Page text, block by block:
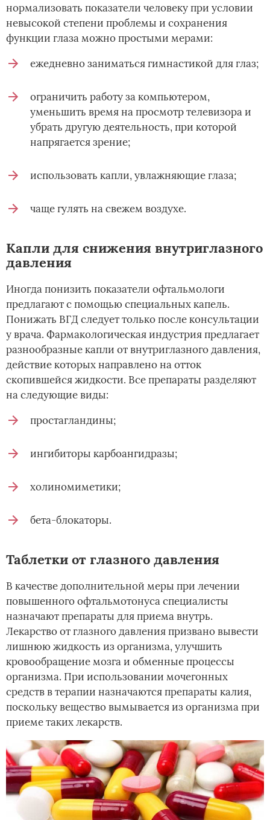
нормализовать показатели человеку при условии
невысокой степени проблемы и сохранения
функции глаза можно простыми мерами:
ежедневно заниматься гимнастикой для глаз;
ограничить работу за компьютером,
уменьшить время на просмотр телевизора и
убрать другую деятельность, при которой
напрягается зрение;
использовать капли, увлажняющие глаза;
чаще гулять на свежем воздухе.
Капли для снижения внутриглазного
давления
Иногда понизить показатели офтальмологи
предлагают с помощью специальных капель.
Понижать ВГД следует только после консультации
у врача. Фармакологическая индустрия предлагает
разнообразные капли от внутриглазного давления,
действие которых направлено на отток
скопившейся жидкости. Все препараты разделяют
на следующие виды:
простагландины;
ингибиторы карбоангидразы;
холиномиметики;
бета-блокаторы.
Таблетки от глазного давления
В качестве дополнительной меры при лечении
повышенного офтальмотонуса специалисты
назначают препараты для приема внутрь.
Лекарство от глазного давления призвано вывести
лишнюю жидкость из организма, улучшить
кровообращение мозга и обменные процессы
организма. При использовании мочегонных
средств в терапии назначаются препараты калия,
поскольку вещество вымывается из организма при
приеме таких лекарств.